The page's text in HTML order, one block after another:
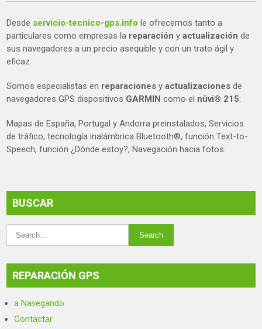
Desde servicio-tecnico-gps.info le ofrecemos tanto a
particulares como empresas la reparación yactualización de
sus navegadores a un precio asequible y con un trato ágil y
eficaz.
Somos especialistas en reparaciones yactualizaciones de
navegadores GPS dispositivos GARMIN como el nüvi® 215:
Mapas de España, Portugal y Andorra preinstalados, Servicios
de tráfico, tecnología inalámbrica Bluetooth®, función Text-to-
Speech, función ¿Dónde estoy?, Navegación hacia fotos.
BUSCAR
REPARACIÓN GPS
a Navegando
Contactar